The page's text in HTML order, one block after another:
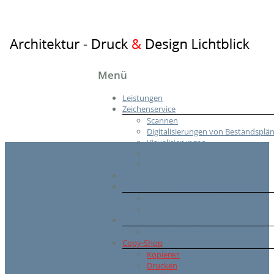
Lichtblick
Menü
Leistungen
Zeichenservice
Scannen
Digitalisierungen von
Visualisierungen
Copy-Shop
Kopieren
Drucken